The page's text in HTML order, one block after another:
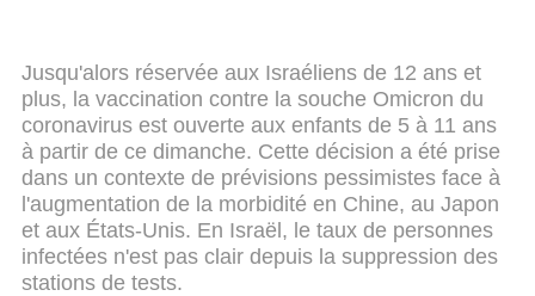
Jusqu'alors réservée aux Israéliens de 12 ans et
plus, la vaccination contre la souche Omicron du
coronavirus est ouverte aux enfants de 5 à 11 ans
à partir de ce dimanche. Cette décision a été prise
dans un contexte de prévisions pessimistes face à
l'augmentation de la morbidité en Chine, au Japon
et aux États-Unis. En Israël, le taux de personnes
infectées n'est pas clair depuis la suppression des
stations de tests.